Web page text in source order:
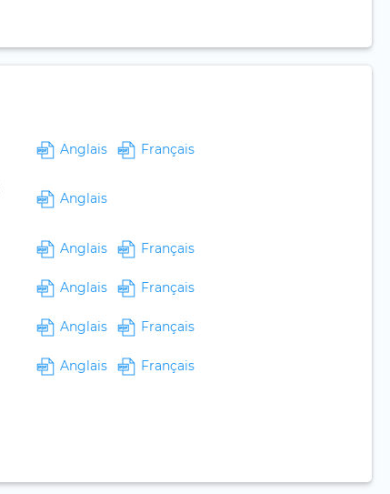
Anglais Français
Anglais
Anglais Français
Anglais Français
Anglais Français
Anglais Français